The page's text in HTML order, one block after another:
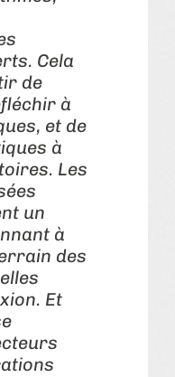
Cela
de
à
et de
à
Les
un
à
des
Et